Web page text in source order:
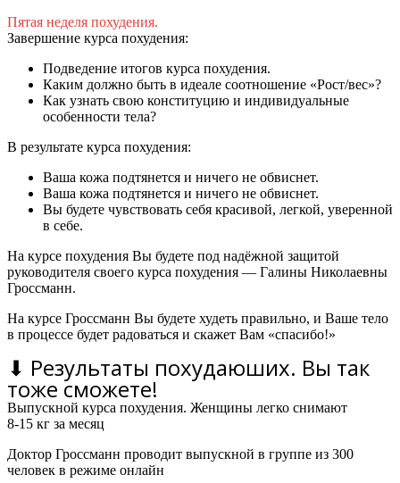
Пятая неделя похудения.
Завершение курса похудения:
Подведение итогов курса похудения.
Каким должно быть в идеале соотношение «Рост/вес»?
Как узнать свою конституцию и индивидуальные
особенности тела?
В результате курса похудения:
Ваша кожа подтянется и ничего не обвиснет.
Ваша кожа подтянется и ничего не обвиснет.
Вы будете чувствовать себя красивой, легкой, уверенной
в себе.
На курсе похудения Вы будете под надёжной защитой
руководителя своего курса похудения — Галины Николаевны
Гроссманн.
На курсе Гроссманн Вы будете худеть правильно, и Ваше тело
в процессе будет радоваться и скажет Вам «спасибо!»
⬇ Результаты похудаюших. Вы так
тоже сможете!
Выпускной курса похудения. Женщины легко снимают
8-15 кг за месяц
Доктор Гроссманн проводит выпускной в группе из 300
человек в режиме онлайн